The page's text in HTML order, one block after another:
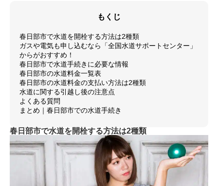
もくじ
春日部市で水道を開栓する方法は2種類
ガスや電気も申し込むなら「全国水道サポートセンター」
からがおすすめ！
春日部市で水道手続きに必要な情報
春日部市の水道料金一覧表
春日部市の水道料金の支払い方法は2種類
水道に関する引越し後の注意点
よくある質問
まとめ｜春日部市での水道手続き
春日部市で水道を開栓する方法は2種類